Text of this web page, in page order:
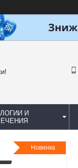
И
Новинка